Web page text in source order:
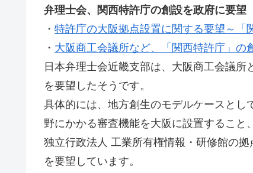
弁理士会、関西特許庁の創設を政府に要望
・ 特許庁の大阪拠点設置に関する要望～「
・ 大阪商工会議所など、「関西特許庁」の
日本弁理士会近畿支部は、大阪商工会議
を要望したそうです。
具体的には、地方創生のモデルケースと
野にかかる審査機能を大阪に設置すること、
独立行政法人 工業所有権情報・研修館の拠
を要望しています。